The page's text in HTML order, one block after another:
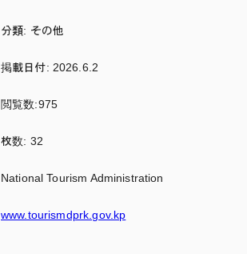
分類: その他
掲載日付: 2026.6.2
閲覧数:975
枚数: 32
National Tourism Administration
www.tourismdprk.gov.kp